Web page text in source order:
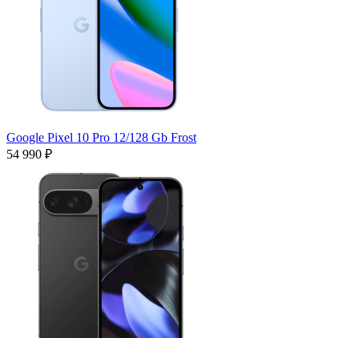
Google Pixel 10 Pro 12/128 Gb Frost
54 990 ₽